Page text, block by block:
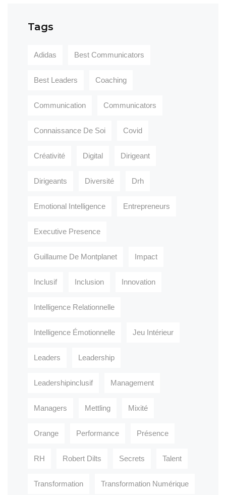
Tags
Adidas Best Communicators
Best Leaders Coaching
Communication Communicators
Connaissance De Soi Covid
Créativité Digital Dirigeant
Dirigeants Diversité Drh
Emotional Intelligence Entrepreneurs
Executive Presence
Guillaume De Montplanet Impact
Inclusif Inclusion Innovation
Intelligence Relationnelle
Intelligence Émotionnelle Jeu Intérieur
Leaders Leadership
Leadershipinclusif Management
Managers Mettling Mixité
Orange Performance Présence
RH Robert Dilts Secrets Talent
Transformation Transformation Numérique